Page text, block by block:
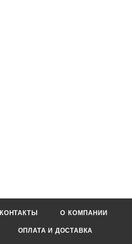
КОНТАКТЫ О КОМПАНИИ
ОПЛАТА И ДОСТАВКА